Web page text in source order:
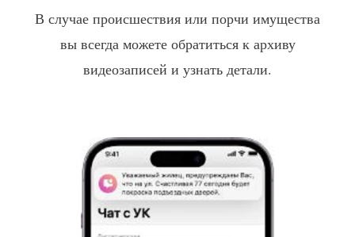
В случае происшествия или порчи имущества
вы всегда можете обратиться к архиву
видеозаписей и узнать детали.